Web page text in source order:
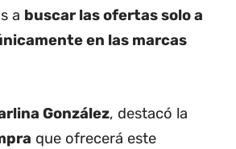
a buscar las ofertas solo a
en las marcas
González, destacó la
que ofrecerá este